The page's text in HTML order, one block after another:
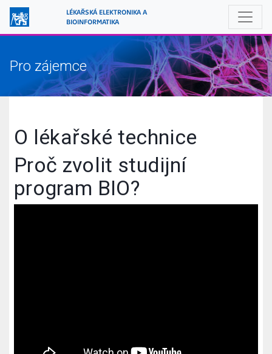
LÉKAŘSKÁ ELEKTRONIKA A
BIOINFORMATIKA
Pro zájemce
O lékařské technice
Proč zvolit studijní
program BIO?